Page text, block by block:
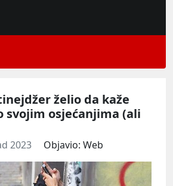
želio da kaže
svojim osjećanjima (ali
2023 Objavio: Web